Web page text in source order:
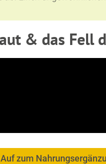
& das Fell
Auf zum